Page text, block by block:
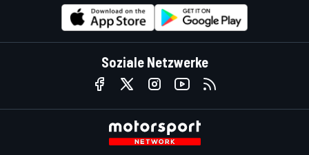
Soziale Netzwerke